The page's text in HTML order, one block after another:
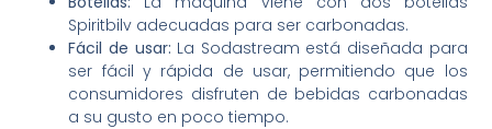
Spiritbilv adecuadas para ser carbonadas.
Fácil de usar: La Sodastream está diseñada para
ser fácil y rápida de usar, permitiendo que los
consumidores disfruten de bebidas carbonadas
a su gusto en poco tiempo.